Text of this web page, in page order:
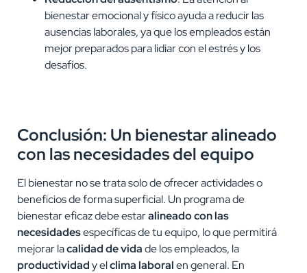
bienestar emocional y físico ayuda a reducir las
ausencias laborales, ya que los empleados están
mejor preparados para lidiar con el estrés y los
desafíos.
Conclusión: Un bienestar alineado
con las necesidades del equipo
El bienestar no se trata solo de ofrecer actividades o
beneficios de forma superficial. Un programa de
bienestar eficaz debe estaralineado con las
necesidadesespecíficas de tu equipo, lo que permitirá
mejorar lacalidad de vidade los empleados, la
productividady elclima laboralen general. En